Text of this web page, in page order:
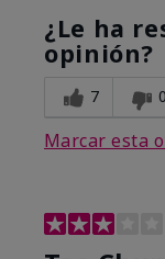
¿Le ha
opinión?
7 0
Marcar esta